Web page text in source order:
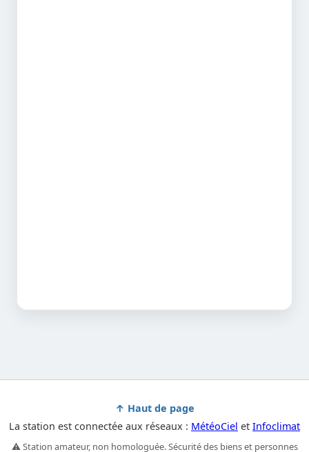
↑ Haut de page
La station est connectée aux réseaux : MétéoCiel et Infoclimat
⚠️ Station amateur, non homologuée. Sécurité des biens et personnes